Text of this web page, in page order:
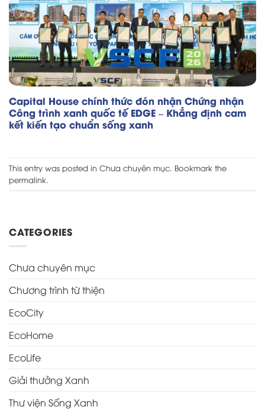
Capital House chính thức đón nhận Chứng nhận
Công trình xanh quốc tế EDGE – Khẳng định cam
kết kiến tạo chuẩn sống xanh
This entry was posted in Chưa chuyên mục. Bookmark the
permalink.
CATEGORIES
Chưa chuyên mục
Chương trình từ thiện
EcoCity
EcoHome
EcoLife
Giải thưởng Xanh
Thư viện Sống Xanh